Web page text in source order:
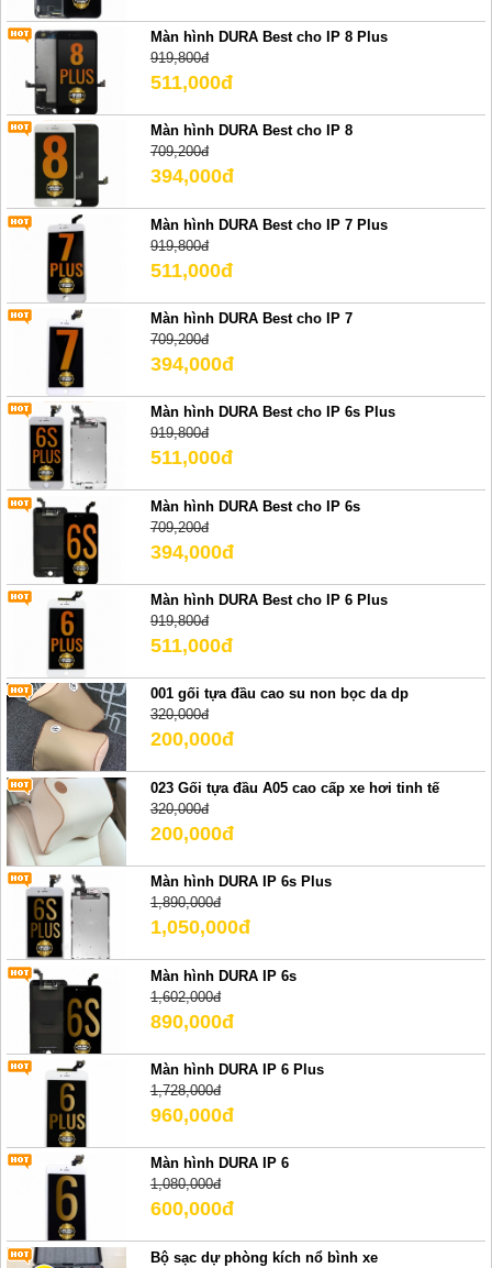
Màn hình DURA Best cho IP 8 Plus
919,800đ
511,000đ
Màn hình DURA Best cho IP 8
709,200đ
394,000đ
Màn hình DURA Best cho IP 7 Plus
919,800đ
511,000đ
Màn hình DURA Best cho IP 7
709,200đ
394,000đ
Màn hình DURA Best cho IP 6s Plus
919,800đ
511,000đ
Màn hình DURA Best cho IP 6s
709,200đ
394,000đ
Màn hình DURA Best cho IP 6 Plus
919,800đ
511,000đ
001 gối tựa đầu cao su non bọc da dp
320,000đ
200,000đ
023 Gối tựa đầu A05 cao cấp xe hơi tinh tế
320,000đ
200,000đ
Màn hình DURA IP 6s Plus
1,890,000đ
1,050,000đ
Màn hình DURA IP 6s
1,602,000đ
890,000đ
Màn hình DURA IP 6 Plus
1,728,000đ
960,000đ
Màn hình DURA IP 6
1,080,000đ
600,000đ
Bộ sạc dự phòng kích nổ bình xe